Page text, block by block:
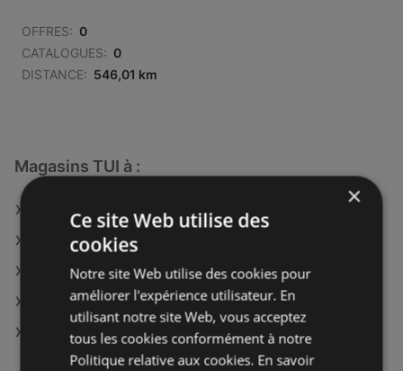
OFFRES: 0
CATALOGUES: 0
DISTANCE: 546,01 km
Magasins TUI à :
TUI à Montpellier
TUI à Avignon
TUI à Boulogne-Billancourt
TUI à Saint-Germain-en-Laye
TUI à Étampes
×
Ce site Web utilise des
cookies
Notre site Web utilise des cookies pour
améliorer l'expérience utilisateur. En
utilisant notre site Web, vous acceptez
tous les cookies conformément à notre
Politique relative aux cookies. En savoir